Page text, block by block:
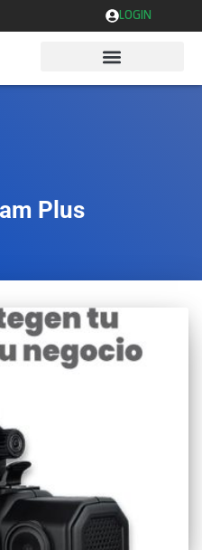
LOGIN
Plus